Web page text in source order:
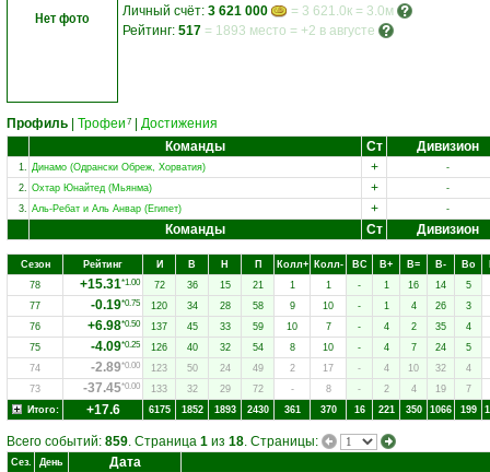
Нет фото
Личный счёт: 3 621 000
= 3 621.0к = 3.0м
Рейтинг: 517 = 1893 место = +2 в августе
Профиль Трофеи 7
Достижения
Команды
Ст Дивизион
1. Динамо (Одрански Обреж, Хорватия) +
-
2. Охтар Юнайтед (Мьянма) +
-
3. Аль-Ребат и Аль Анвар (Египет) + -
Команды Ст Дивизион
Сезон Рейтинг И В Н П Колл+ Колл- ВC В+ В= В- Вo
78
+15.31*1.00 72 36 15 21 1 1 - 1 16 14
5
77
-0.19*0.75 120 34 28 58 9 10 - 1 4 26
3
76
+6.98*0.50 137 45 33 59 10 7 - 4 2 35
4
75
-4.09*0.25 126 40 32 54 8 10 - 4 7 24
5
74
-2.89*0.00 123 50 24 49 2 17 - 4 10 32
4
73
-37.45*0.00 133 32 29 72 - 8 - 2 4 19
7
Итого:
+17.6 6175 1852 1893 2430 361 370 16 221 350 1066 199
Всего событий: 859. Страница 1 из 18. Страницы:
Сез. День Дата